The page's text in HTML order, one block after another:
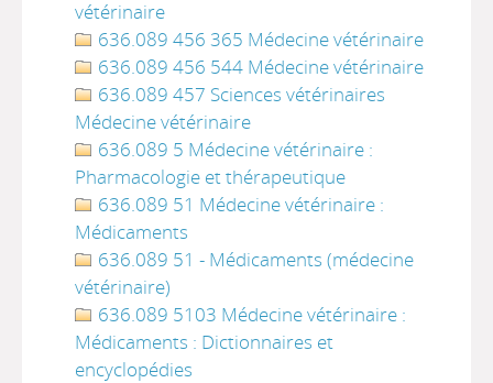
vétérinaire
636.089 456 365 Médecine vétérinaire
636.089 456 544 Médecine vétérinaire
636.089 457 Sciences vétérinaires
Médecine vétérinaire
636.089 5 Médecine vétérinaire :
Pharmacologie et thérapeutique
636.089 51 Médecine vétérinaire :
Médicaments
636.089 51 - Médicaments (médecine
vétérinaire)
636.089 5103 Médecine vétérinaire :
Médicaments : Dictionnaires et
encyclopédies